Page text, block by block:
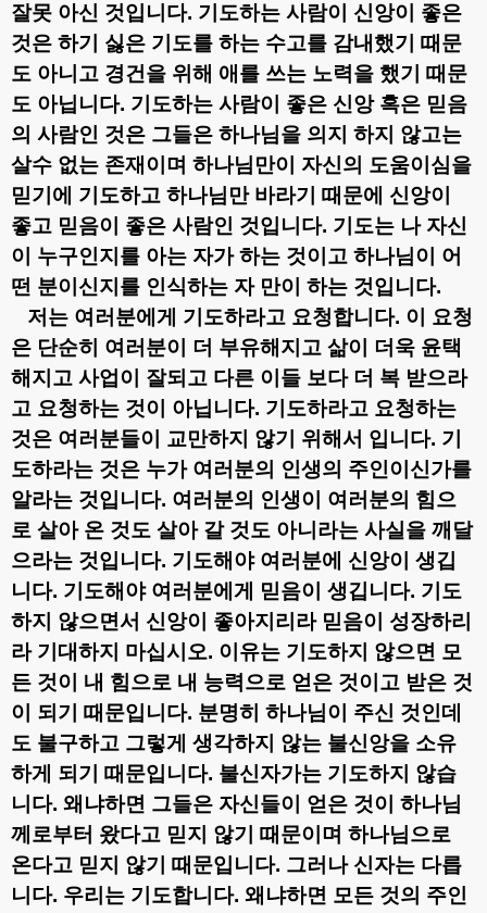
잘못 아신 것입니다. 기도하는 사람이 신앙이 좋은
것은 하기 싫은 기도를 하는 수고를 감내했기 때문
도 아니고 경건을 위해 애를 쓰는 노력을 했기 때문
도 아닙니다. 기도하는 사람이 좋은 신앙 혹은 믿음
의 사람인 것은 그들은 하나님을 의지 하지 않고는
살수 없는 존재이며 하나님만이 자신의 도움이심을
믿기에 기도하고 하나님만 바라기 때문에 신앙이
좋고 믿음이 좋은 사람인 것입니다. 기도는 나 자신
이 누구인지를 아는 자가 하는 것이고 하나님이 어
떤 분이신지를 인식하는 자 만이 하는 것입니다.
저는 여러분에게 기도하라고 요청합니다. 이 요청
은 단순히 여러분이 더 부유해지고 삶이 더욱 윤택
해지고 사업이 잘되고 다른 이들 보다 더 복 받으라
고 요청하는 것이 아닙니다. 기도하라고 요청하는
것은 여러분들이 교만하지 않기 위해서 입니다. 기
도하라는 것은 누가 여러분의 인생의 주인이신가를
알라는 것입니다. 여러분의 인생이 여러분의 힘으
로 살아 온 것도 살아 갈 것도 아니라는 사실을 깨달
으라는 것입니다. 기도해야 여러분에 신앙이 생깁
니다. 기도해야 여러분에게 믿음이 생깁니다. 기도
하지 않으면서 신앙이 좋아지리라 믿음이 성장하리
라 기대하지 마십시오. 이유는 기도하지 않으면 모
든 것이 내 힘으로 내 능력으로 얻은 것이고 받은 것
이 되기 때문입니다. 분명히 하나님이 주신 것인데
도 불구하고 그렇게 생각하지 않는 불신앙을 소유
하게 되기 때문입니다. 불신자가는 기도하지 않습
니다. 왜냐하면 그들은 자신들이 얻은 것이 하나님
께로부터 왔다고 믿지 않기 때문이며 하나님으로
온다고 믿지 않기 때문입니다. 그러나 신자는 다릅
니다. 우리는 기도합니다. 왜냐하면 모든 것의 주인